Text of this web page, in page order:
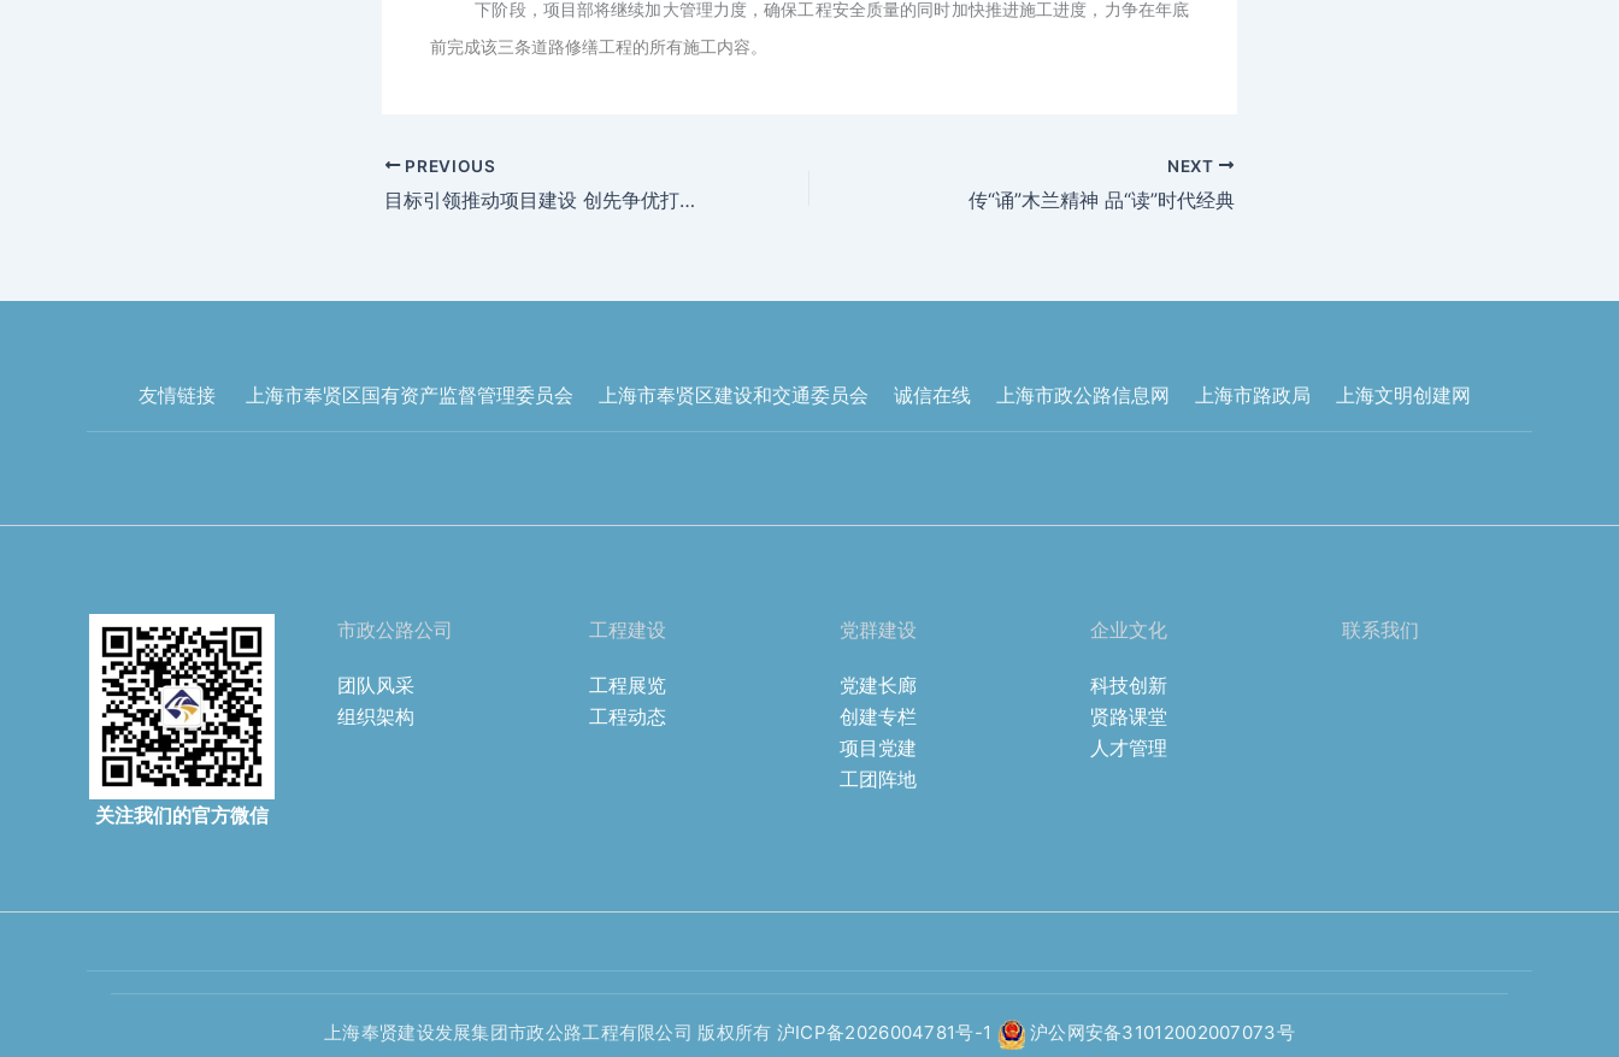
下阶段，项目部将继续加大管理力度，确保工程安全质量的同时加快推进施工进度，力争在年底
前完成该三条道路修缮工程的所有施工内容。
PREVIOUS
目标引领推动项目建设 创先争优打造一流工程——奉贤区再生能源综合利用中心项目观摩会顺利举办
NEXT
传“诵”木兰精神 品“读”时代经典
友情链接 上海市奉贤区国有资产监督管理委员会 上海市奉贤区建设和交通委员会 诚信在线 上海市政公路信息网 上海市路政局 上海文明创建网
关注我们的官方微信
市政公路公司
团队风采
组织架构
工程建设
工程展览
工程动态
党群建设
党建长廊
创建专栏
项目党建
工团阵地
企业文化
科技创新
贤路课堂
人才管理
联系我们
上海奉贤建设发展集团市政公路工程有限公司 版权所有 沪ICP备2026004781号-1 沪公网安备31012002007073号